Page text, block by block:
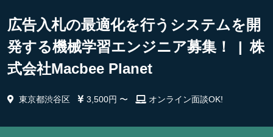
広告入札の最適化を行うシステムを開
発する機械学習エンジニア募集！ | 株
式会社Macbee Planet
東京都渋谷区 3,500円 〜 オンライン面談OK!